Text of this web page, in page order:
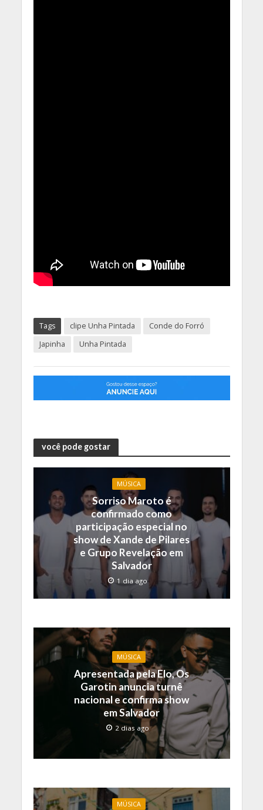
Tags clipe Unha Pintada
Conde do Forró
Japinha
Unha Pintada
você pode gostar
MÚSICA
Sorriso Maroto é
confirmado como
participação especial no
show de Xande de Pilares
e Grupo Revelação em
Salvador
1 dia ago
MÚSICA
Apresentada pela Elo, Os
Garotin anuncia turnê
nacional e confirma show
em Salvador
2 dias ago
MÚSICA